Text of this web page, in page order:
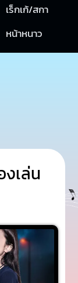
เร็กเก้/สกา
หน้าหนาว
เล่น